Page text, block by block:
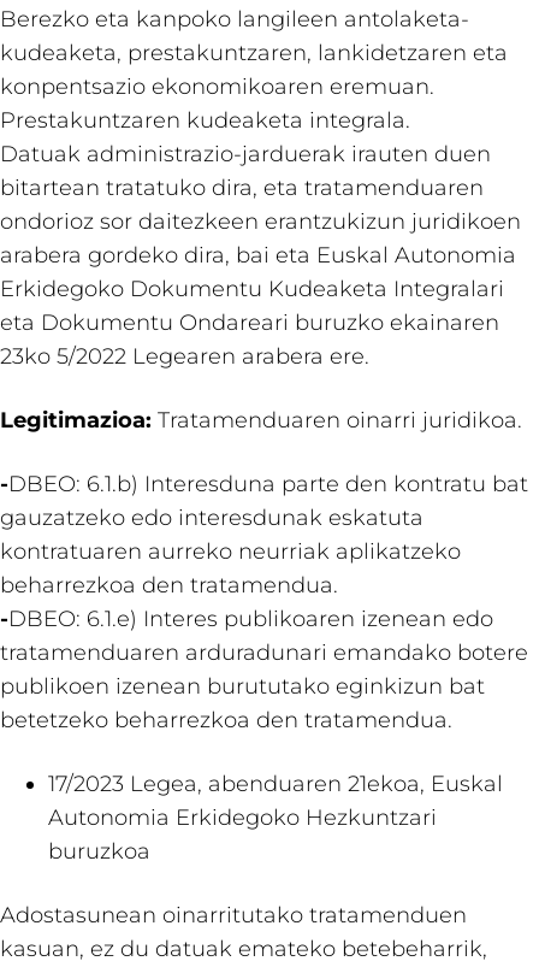
Berezko eta kanpoko langileen antolaketa-
kudeaketa, prestakuntzaren, lankidetzaren eta
konpentsazio ekonomikoaren eremuan.
Prestakuntzaren kudeaketa integrala.
Datuak administrazio-jarduerak irauten duen
bitartean tratatuko dira, eta tratamenduaren
ondorioz sor daitezkeen erantzukizun juridikoen
arabera gordeko dira, bai eta Euskal Autonomia
Erkidegoko Dokumentu Kudeaketa Integralari
eta Dokumentu Ondareari buruzko ekainaren
23ko 5/2022 Legearen arabera ere.
Legitimazioa: Tratamenduaren oinarri juridikoa.
-DBEO: 6.1.b) Interesduna parte den kontratu bat
gauzatzeko edo interesdunak eskatuta
kontratuaren aurreko neurriak aplikatzeko
beharrezkoa den tratamendua.
-DBEO: 6.1.e) Interes publikoaren izenean edo
tratamenduaren arduradunari emandako botere
publikoen izenean burututako eginkizun bat
betetzeko beharrezkoa den tratamendua.
17/2023 Legea, abenduaren 21ekoa, Euskal
Autonomia Erkidegoko Hezkuntzari
buruzkoa
Adostasunean oinarritutako tratamenduen
kasuan, ez du datuak emateko betebeharrik,